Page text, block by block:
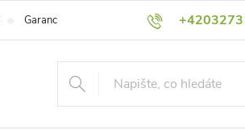
Garance nejnižší ceny! Podmínky ochrany